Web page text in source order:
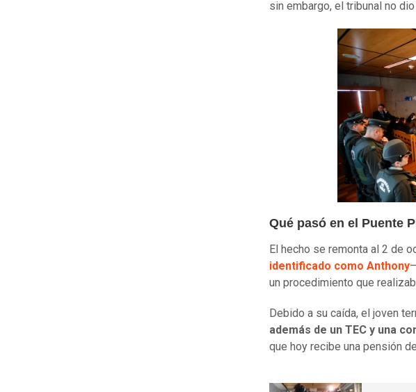
sin embargo, el tribunal no
Qué pasó en el Puente
El hecho se remonta al 2 de
identificado como Anthony
un procedimiento que
Debido a su caída, el joven
además de un TEC y una
que hoy recibe una pensión